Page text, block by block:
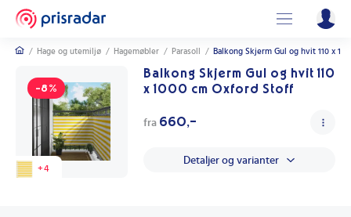
/ Hage og utemiljø / Hagemøbler / Parasoll / Balkong Skjerm Gul og hvit 110 x
-8%
+4
Balkong Skjerm Gul og hvit 110
x 1000 cm Oxford Stoff
fra 660,-
Detaljer og varianter